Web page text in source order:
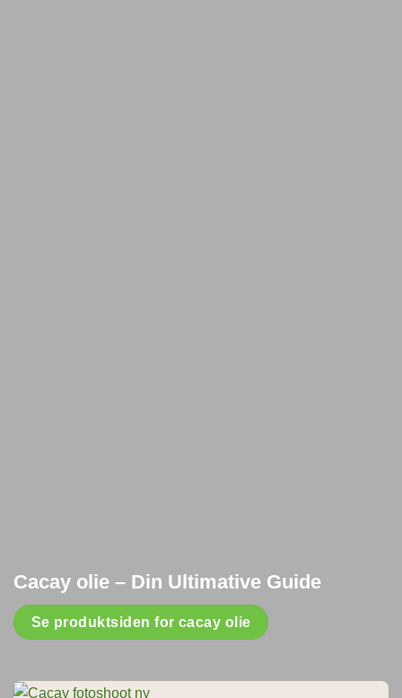
Cacay olie – Din Ultimative Guide
Se produktsiden for cacay olie